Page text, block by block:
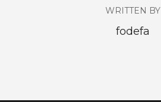
WRITTEN BY
fodefa